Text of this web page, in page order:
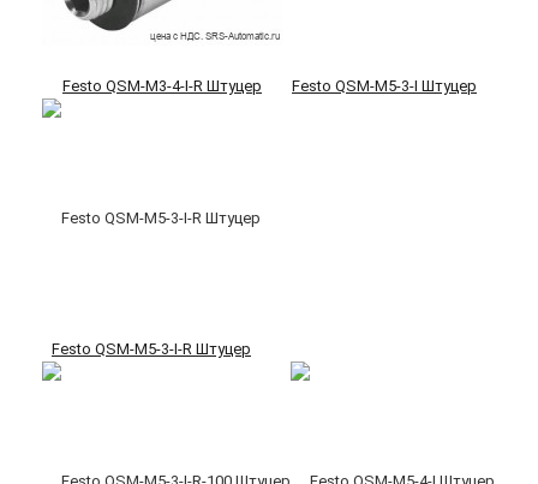
Festo QSM-M3-4-I-R Штуцер Festo QSM-M5-3-I Штуцер
Festo QSM-M5-3-I-R Штуцер